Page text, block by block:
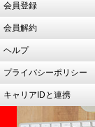
会員登録
会員解約
ヘルプ
プライバシーポリシー
キャリアIDと連携